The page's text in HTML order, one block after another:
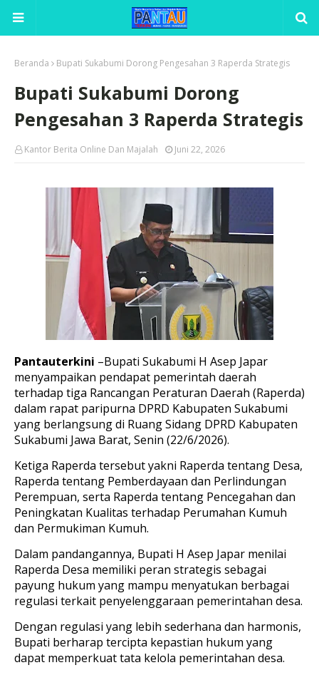
Beranda Bupati Sukabumi Dorong Pengesahan 3 Raperda Strategis
Bupati Sukabumi Dorong
Pengesahan 3 Raperda Strategis
Kantor Berita Online Dan Majalah Juni 22, 2026
Pantauterkini –Bupati Sukabumi H Asep Japar
menyampaikan pendapat pemerintah daerah
terhadap tiga Rancangan Peraturan Daerah (Raperda)
dalam rapat paripurna DPRD Kabupaten Sukabumi
yang berlangsung di Ruang Sidang DPRD Kabupaten
Sukabumi Jawa Barat, Senin (22/6/2026).
Ketiga Raperda tersebut yakni Raperda tentang Desa,
Raperda tentang Pemberdayaan dan Perlindungan
Perempuan, serta Raperda tentang Pencegahan dan
Peningkatan Kualitas terhadap Perumahan Kumuh
dan Permukiman Kumuh.
Dalam pandangannya, Bupati H Asep Japar menilai
Raperda Desa memiliki peran strategis sebagai
payung hukum yang mampu menyatukan berbagai
regulasi terkait penyelenggaraan pemerintahan desa.
Dengan regulasi yang lebih sederhana dan harmonis,
Bupati berharap tercipta kepastian hukum yang
dapat memperkuat tata kelola pemerintahan desa.